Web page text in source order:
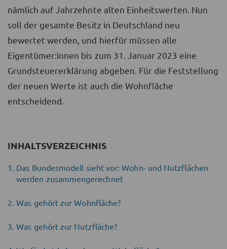
nämlich auf Jahrzehnte alten Einheitswerten. Nun
soll der gesamte Besitz in Deutschland neu
bewertet werden, und hierfür müssen alle
Eigentümer:innen bis zum 31. Januar 2023 eine
Grundsteuererklärung abgeben. Für die Feststellung
der neuen Werte ist auch die Wohnfläche
entscheidend.
INHALTSVERZEICHNIS
Das Bundesmodell sieht vor: Wohn- und Nutzflächen
werden zusammengerechnet
Was gehört zur Wohnfläche?
Was gehört zur Nutzfläche?